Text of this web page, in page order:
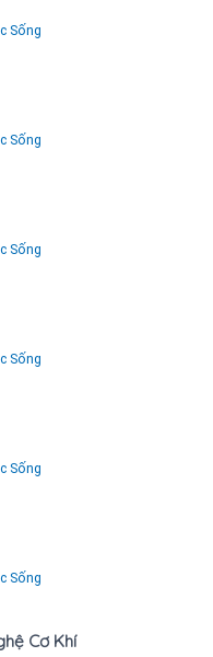
Sống
Sống
Sống
Sống
Sống
Sống
Cơ Khí